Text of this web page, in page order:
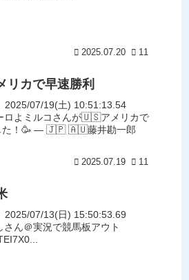
2025.07.20 11
リカで早速勝利
2025/07/19(土) 10:51:13.54
ロよミルコさんが🇺🇸アメリカで
た！🥳 — 🇯🇵 🇦🇺藤井勘一郎
2025.07.19 11
2025/07/13(日) 15:50:53.69
ん＠実況で競馬板アウト